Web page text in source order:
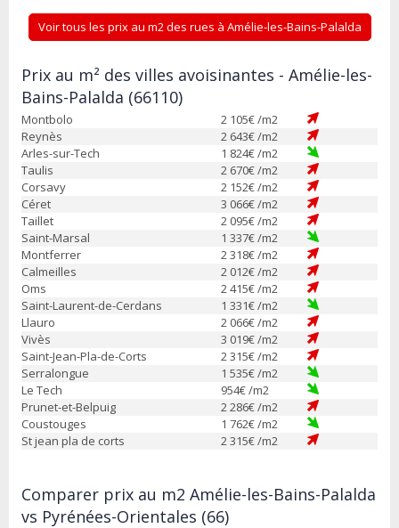
Voir tous les prix au m2 des rues à Amélie-les-Bains-Palalda
Prix au m² des villes avoisinantes - Amélie-les-
Bains-Palalda (66110)
Montbolo 2 105€ /m2
Reynès
2 643€ /m2
Arles-sur-Tech
1 824€ /m2
Taulis
2 670€ /m2
Corsavy
2 152€ /m2
Céret
3 066€ /m2
Taillet
2 095€ /m2
Saint-Marsal
1 337€ /m2
Montferrer
2 318€ /m2
Calmeilles
2 012€ /m2
Oms
2 415€ /m2
Saint-Laurent-de-Cerdans
1 331€ /m2
Llauro
2 066€ /m2
Vivès
3 019€ /m2
Saint-Jean-Pla-de-Corts
2 315€ /m2
Serralongue
1 535€ /m2
Le Tech
954€ /m2
Prunet-et-Belpuig
2 286€ /m2
Coustouges
1 762€ /m2
St jean pla de corts
2 315€ /m2
Comparer prix au m2 Amélie-les-Bains-Palalda
vs Pyrénées-Orientales (66)